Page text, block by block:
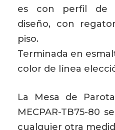
es con perfil de
diseño, con
piso.
Terminada en
color de línea
La Mesa de
MECPAR-TB75-80
cualquier otra